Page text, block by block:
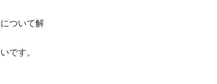
ついて解
です。